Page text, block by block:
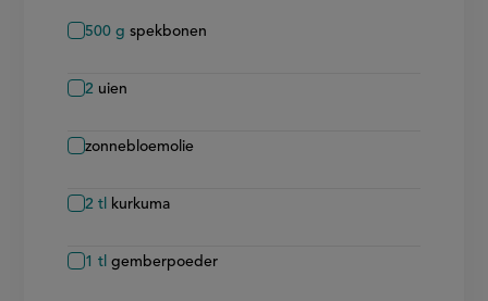
500 g spekbonen
2 uien
zonnebloemolie
2 tl kurkuma
1 tl gemberpoeder